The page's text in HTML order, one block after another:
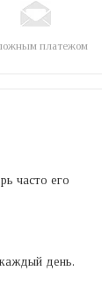
платежом
часто его
каждый день.